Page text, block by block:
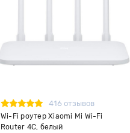
416 отзывов
Wi-Fi роутер Xiaomi Mi Wi-Fi
Router 4C, белый